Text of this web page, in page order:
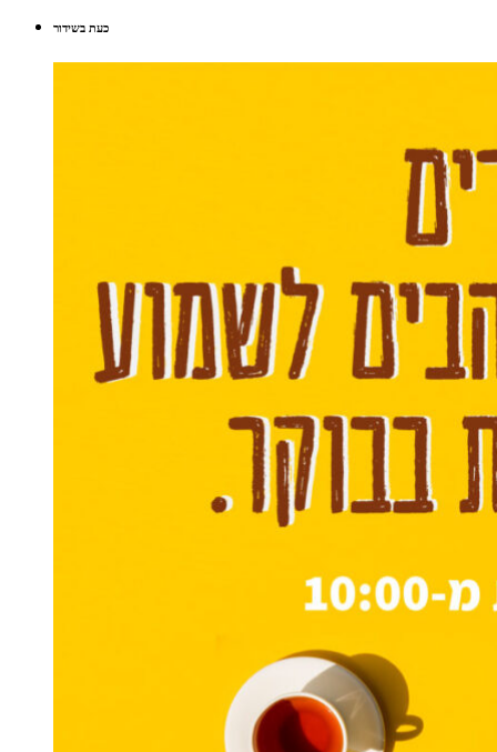
כעת בשידור